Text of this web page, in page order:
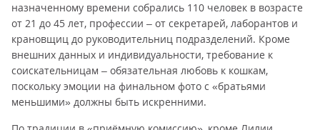
назначенному времени собрались 110 человек в возрасте
от 21 до 45 лет, профессии – от секретарей, лаборантов и
крановщиц до руководительниц подразделений. Кроме
внешних данных и индивидуальности, требование к
соискательницам – обязательная любовь к кошкам,
поскольку эмоции на финальном фото с «братьями
меньшими» должны быть искренними.